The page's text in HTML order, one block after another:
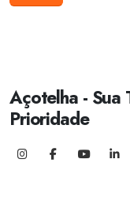
Açotelha - Sua
Prioridade